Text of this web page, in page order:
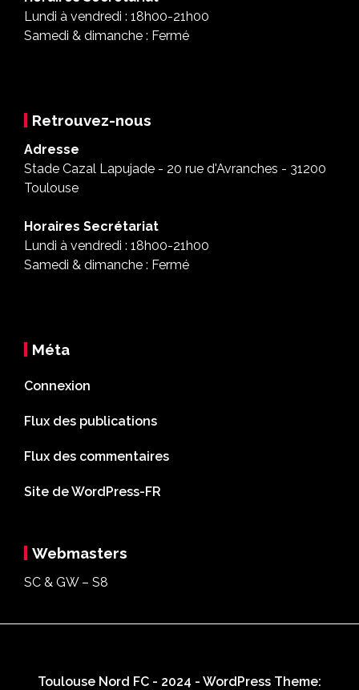
Lundi à vendredi : 18h00-21h00
Samedi & dimanche : Fermé
Retrouvez-nous
Adresse
Stade Cazal Lapujade - 20 rue d'Avranches - 31200
Toulouse
Horaires Secrétariat
Lundi à vendredi : 18h00-21h00
Samedi & dimanche : Fermé
Méta
Connexion
Flux des publications
Flux des commentaires
Site de WordPress-FR
Webmasters
SC & GW – S8
Toulouse Nord FC - 2024 - WordPress Theme: